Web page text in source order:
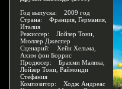
Год выпуска: 2009 год
Страна: Франция, Германия,
Италия
Режиссер: Лойзер Тони,
Мюллер Джеспер
Сценарий: Хейн Хельма,
Ахим фон Боррис
Продюсер: Брахми Малика,
Лойзер Тони, Раймонди
Стефания
Композитор: Ходж Андреас